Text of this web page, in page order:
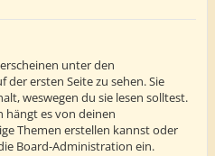
unter den
ersten Seite zu sehen. Sie
weswegen du sie lesen solltest.
hängt es von deinen
Themen erstellen kannst oder
Board-Administration ein.